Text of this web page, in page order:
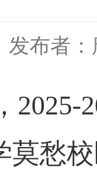
发布者：
2025-
莫愁